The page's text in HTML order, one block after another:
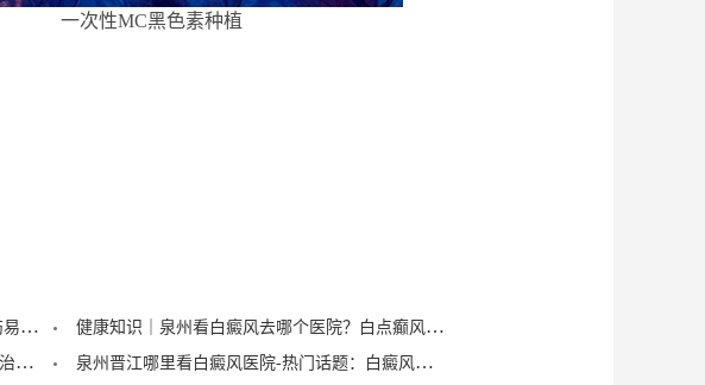
一次性MC黑色素种植
【六月儿童节特辑】夏季蚊虫叮咬、皮肤晒伤易成白斑“催化剂”，泉州中科：儿童白癜风暑期护理记住三个要点！
健康知识｜泉州看白癜风去哪个医院？白点癫风早期可以自愈？
[预测]泉州南安看点治疗白癜风医院？白癜风治疗后泛红是怎么回事？
泉州晋江哪里看白癜风医院-热门话题：白癜风症状有哪些？